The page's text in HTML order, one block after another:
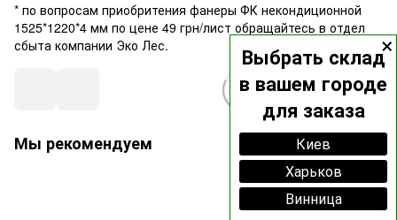
×
Выбрать склад
в вашем городе
для заказа
Киев
Харьков
Винница
* по вопросам приобритения фанеры ФК некондиционной
1525*1220*4 мм по цене 49 грн/лист обращайтесь в отдел
сбыта компании Эко Лес.
Мы рекомендуем